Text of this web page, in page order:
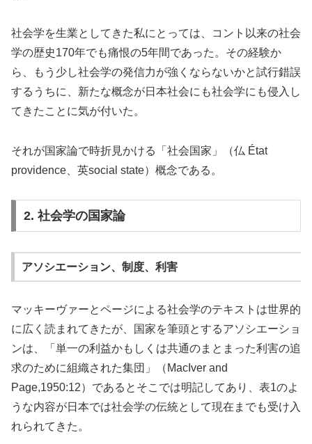
社会学を生業としてきた私にとっては、コント以来の社会
学の歴史170年でも痛恨の5年間であった。その経験か
ら、もう少し社会学の発信力が強くならないかと試行錯誤
するうちに、新たな概念が日本社会にも社会学にも侵入し
てきたことに気が付いた。
それが国家論で時折見かける「社会国家」（仏 État
providence、英social state）概念である。
2. 社会学の国家論
アソシエーション、制度、利害
マッキーヴァーとページによる社会学のテキストは世界的
に広く読まれてきたが、国家を筆頭とするアソシエーショ
ンは、「単一の利益かもしくは共通のまとまった利害の追
求のために組織された集団」（MacIver and
Page,1950:12）であるとそこでは明記してあり、表1のよ
うな内容が日本では社会学の伝統として現在までも受け入
れられてきた。